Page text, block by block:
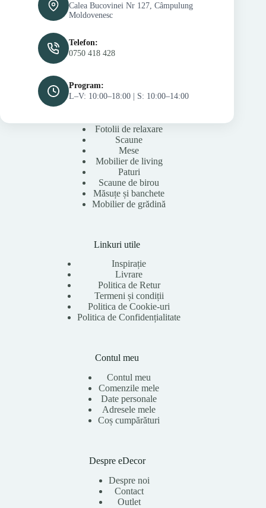
Calea Bucovinei Nr 127, Câmpulung
Moldovenesc
Telefon:
0750 418 428
Program:
L–V: 10:00–18:00 | S: 10:00–14:00
Fotolii de relaxare
Scaune
Mese
Mobilier de living
Paturi
Scaune de birou
Măsuțe și banchete
Mobilier de grădină
Linkuri utile
Inspirație
Livrare
Politica de Retur
Termeni și condiții
Politica de Cookie-uri
Politica de Confidențialitate
Contul meu
Contul meu
Comenzile mele
Date personale
Adresele mele
Coș cumpărături
Despre eDecor
Despre noi
Contact
Outlet